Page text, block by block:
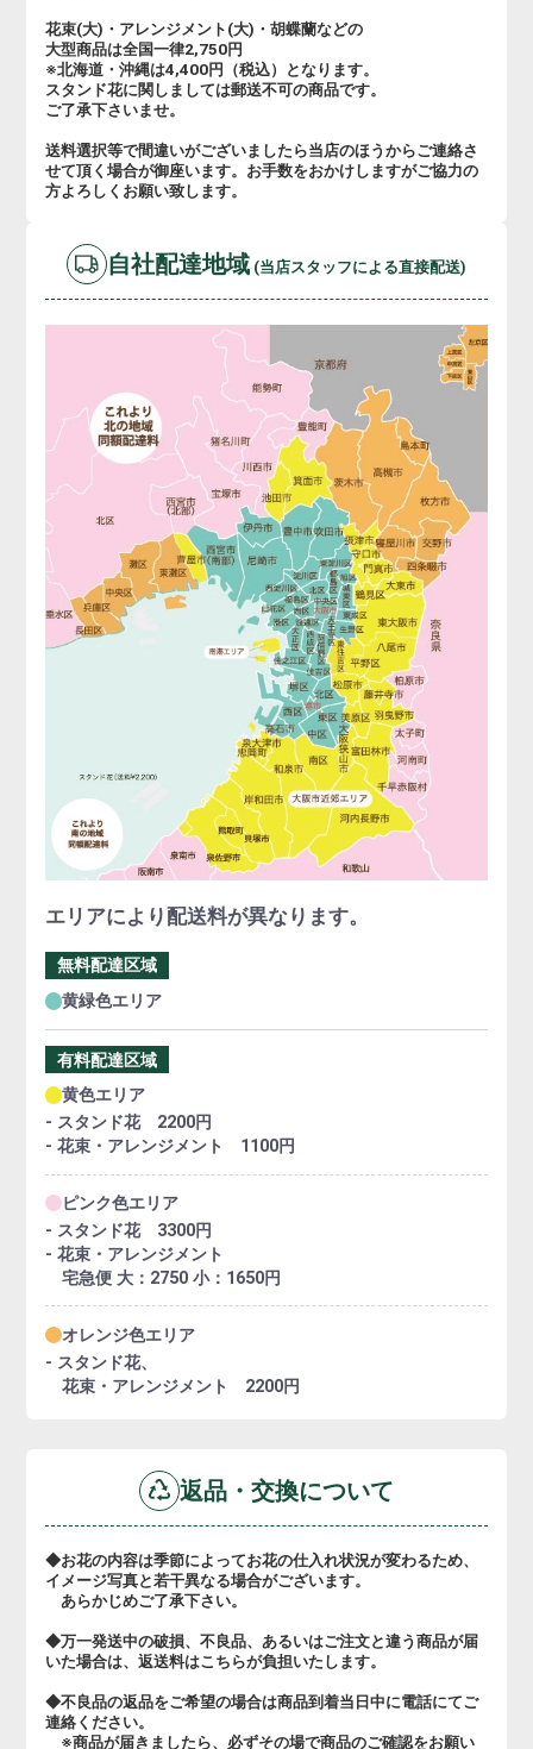
花束(大)・アレンジメント(大)・胡蝶蘭などの
大型商品は全国一律2,750円
※北海道・沖縄は4,400円（税込）となります。
スタンド花に関しましては郵送不可の商品です。
ご了承下さいませ。
送料選択等で間違いがございましたら当店のほうからご連絡さ
せて頂く場合が御座います。お手数をおかけしますがご協力の
方よろしくお願い致します。
自社配達地域 (当店スタッフによる直接配送)
エリアにより配送料が異なります。
無料配達区域
黄緑色エリア
有料配達区域
黄色エリア
- スタンド花 2200円
- 花束・アレンジメント 1100円
ピンク色エリア
- スタンド花 3300円
- 花束・アレンジメント
宅急便 大：2750 小：1650円
オレンジ色エリア
- スタンド花、
花束・アレンジメント 2200円
返品・交換について
◆お花の内容は季節によってお花の仕入れ状況が変わるため、
イメージ写真と若干異なる場合がございます。
あらかじめご了承下さい。
◆万一発送中の破損、不良品、あるいはご注文と違う商品が届
いた場合は、返送料はこちらが負担いたします。
◆不良品の返品をご希望の場合は商品到着当日中に電話にてご
連絡ください。
※商品が届きましたら、必ずその場で商品のご確認をお願い